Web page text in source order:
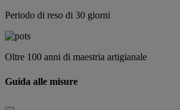
Periodo di reso di 30 giorni
Oltre 100 anni di maestria artigianale
Guida alle misure